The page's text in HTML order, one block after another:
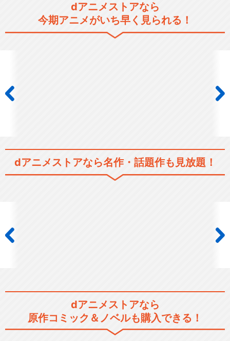
dアニメストアなら
今期アニメがいち早く見られる！
dアニメストアなら名作・話題作も見放題！
dアニメストアなら
原作コミック＆ノベルも購入できる！